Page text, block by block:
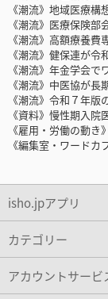
《潮流》地域医療
《潮流》医療保険
《潮流》高額療養
《潮流》健保連が
《潮流》年金学会
《潮流》中医協が
《潮流》令和７年
《資料》慢性期入
《雇用・労働の動き》
《編集室・ワード
isho.jpアプリ
カテゴリー
アカウントサービ